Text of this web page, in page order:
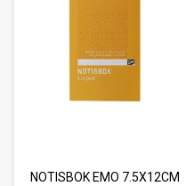
NOTISBOK EMO 7.5X12CM